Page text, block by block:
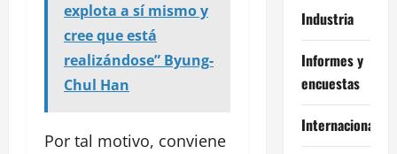
explota a sí mismo y
cree que está
realizándose” Byung-
Chul Han
Por tal motivo, conviene
Industria
Informes y
encuestas
Internacional